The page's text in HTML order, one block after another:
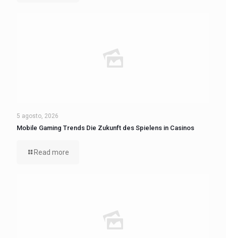
5 agosto, 2026
Mobile Gaming Trends Die Zukunft des Spielens in Casinos
Read more